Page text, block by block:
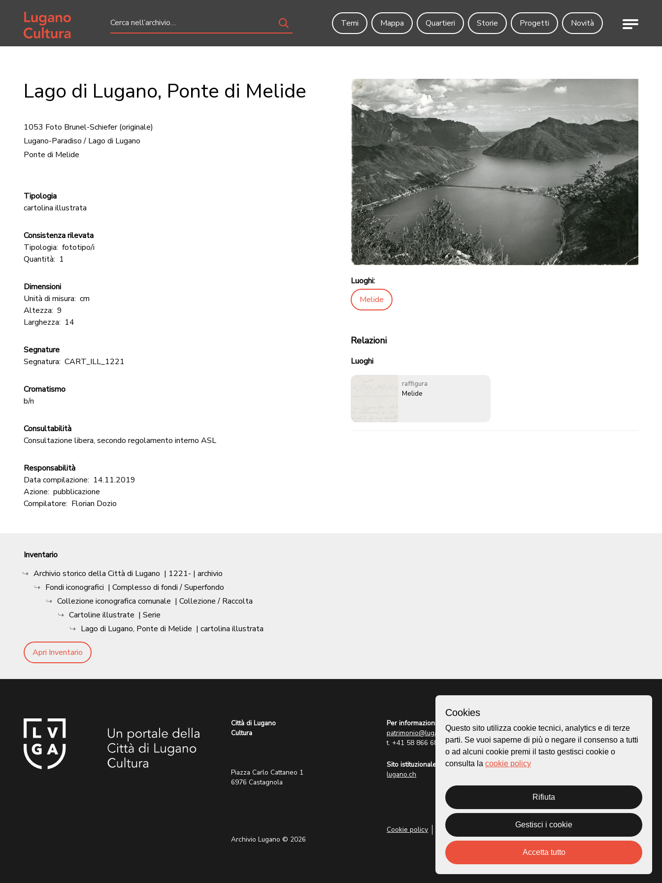
Home page
Temi
Mappa Quartieri Storie Progetti Novità Menu
Lago di Lugano, Ponte di Melide
1053 Foto Brunel-Schiefer (originale)
Lugano-Paradiso / Lago di Lugano
Ponte di Melide
Tipologia
cartolina illustrata
Consistenza rilevata
Tipologia: fototipo/i
Quantità: 1
Dimensioni
Unità di misura: cm
Altezza: 9
Larghezza: 14
Segnature
Segnatura: CART_ILL_1221
Cromatismo
b/n
Consultabilità
Consultazione libera, secondo regolamento interno ASL
Responsabilità
Data compilazione: 14.11.2019
Azione: pubblicazione
Compilatore: Florian Dozio
Luoghi:
Melide
Relazioni
Luoghi
raffigura
Melide
Inventario
Archivio storico della Città di Lugano | 1221- | archivio
Fondi iconografici | Complesso di fondi / Superfondo
Collezione iconografica comunale | Collezione / Raccolta
Cartoline illustrate | Serie
Lago di Lugano, Ponte di Melide | cartolina illustrata
Apri Inventario
Città di Lugano
Cultura
Piazza Carlo Cattaneo 1
6976 Castagnola
Archivio Lugano © 2026
Per informazioni:
patrimonio@lugano.ch
t. +41 58 866 68 50
Sito istituzionale:
lugano.ch
Cookie policy Privacy Policy
Homepage
Mappa
Storie
Cookies
Questo sito utilizza cookie tecnici, analytics e di terze
parti. Se vuoi saperne di più o negare il consenso a tutti
o ad alcuni cookie premi il tasto gestisci cookie o
consulta la cookie policy
Rifiuta
Gestisci i cookie
Accetta tutto